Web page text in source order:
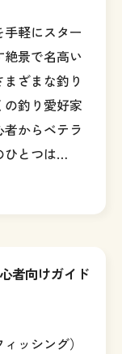
軽にスター
絶景で名高い
ざまな釣り
釣り愛好家
からベテラ
ひとつは…
者向けガイド
ッシング）